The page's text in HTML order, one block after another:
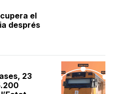
el
després
23